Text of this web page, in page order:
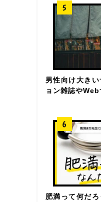
男性向け大き
ョン雑誌や
肥満って何だ